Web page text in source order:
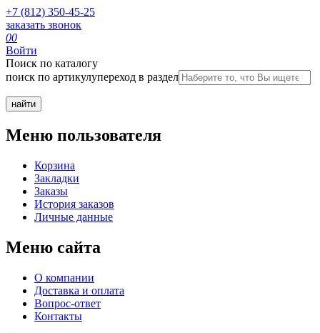
+7 (812) 350-45-25
заказать звонок
00
Войти
Поиск по каталогу
поиск по артикулупереход в раздел
Меню пользователя
Корзина
Закладки
Заказы
История заказов
Личные данные
Меню сайта
О компании
Доставка и оплата
Вопрос-ответ
Контакты